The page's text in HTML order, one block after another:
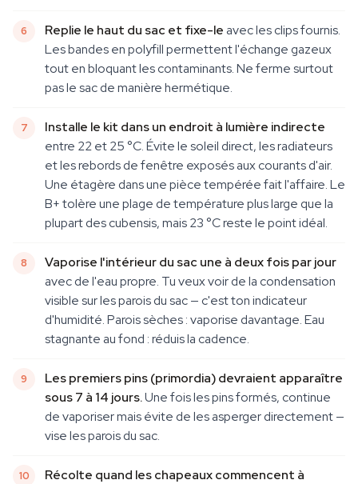
Replie le haut du sac et fixe-le avec les clips fournis.
Les bandes en polyfill permettent l'échange gazeux
tout en bloquant les contaminants. Ne ferme surtout
pas le sac de manière hermétique.
Installe le kit dans un endroit à lumière indirecte
entre 22 et 25 °C. Évite le soleil direct, les radiateurs
et les rebords de fenêtre exposés aux courants d'air.
Une étagère dans une pièce tempérée fait l'affaire. Le
B+ tolère une plage de température plus large que la
plupart des cubensis, mais 23 °C reste le point idéal.
Vaporise l'intérieur du sac une à deux fois par jour
avec de l'eau propre. Tu veux voir de la condensation
visible sur les parois du sac — c'est ton indicateur
d'humidité. Parois sèches : vaporise davantage. Eau
stagnante au fond : réduis la cadence.
Les premiers pins (primordia) devraient apparaître
sous 7 à 14 jours.Une fois les pins formés, continue
de vaporiser mais évite de les asperger directement —
vise les parois du sac.
Récolte quand les chapeaux commencent à